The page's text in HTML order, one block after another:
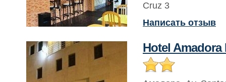
Cruz 3
Написать отзыв
Hotel Amadora